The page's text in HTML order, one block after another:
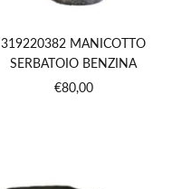
319220382 MANICOTTO
SERBATOIO BENZINA
Prezzo
€80,00